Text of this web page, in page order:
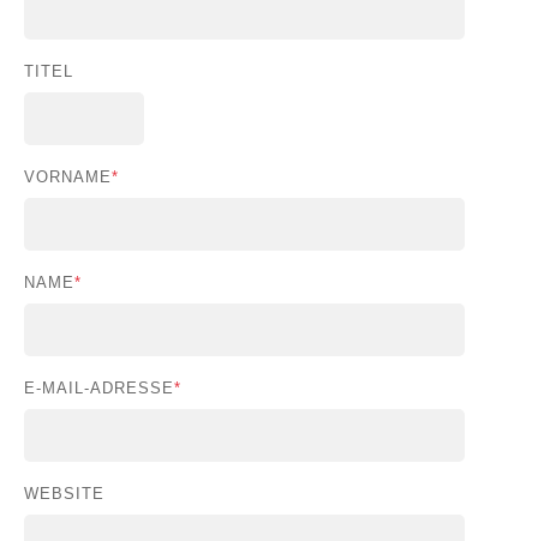
TITEL
VORNAME*
NAME*
E-MAIL-ADRESSE*
WEBSITE